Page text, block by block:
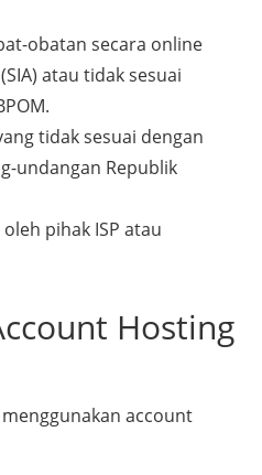
obatan secara online
atau tidak sesuai
tidak sesuai dengan
undangan Republik
pihak ISP atau
Hosting
account